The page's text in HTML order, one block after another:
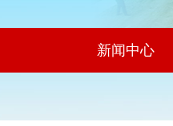
新闻中心